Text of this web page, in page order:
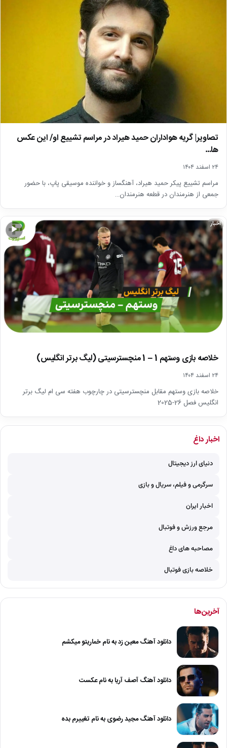
تصاویر| گریه هواداران حمید هیراد در مراسم تشییع او/ این عکس
ها…
۲۴ اسفند ۱۴۰۴
مراسم تشییع پیکر حمید هیراد، آهنگساز و خواننده موسیقی پاپ، با حضور
جمعی از هنرمندان در قطعه هنرمندان…
▶
اخبار
خلاصه بازی وستهم 1 – 1 منچسترسیتی (لیگ برتر انگلیس)
۲۴ اسفند ۱۴۰۴
خلاصه بازی وستهم مقابل منچسترسیتی در چارچوب هفته سی ام لیگ برتر
انگلیس فصل 26-2025
اخبار داغ
دنیای ارز دیجیتال
سرگرمی و فیلم، سریال و بازی
اخبار ایران
مرجع ورزش و فوتبال
مصاحبه های داغ
خلاصه بازی فوتبال
آخرین‌ها
دانلود آهنگ معین زد به نام خماریتو میکشم
دانلود آهنگ آصف آریا به نام عکست
دانلود آهنگ مجید رضوی به نام تغییرم بده